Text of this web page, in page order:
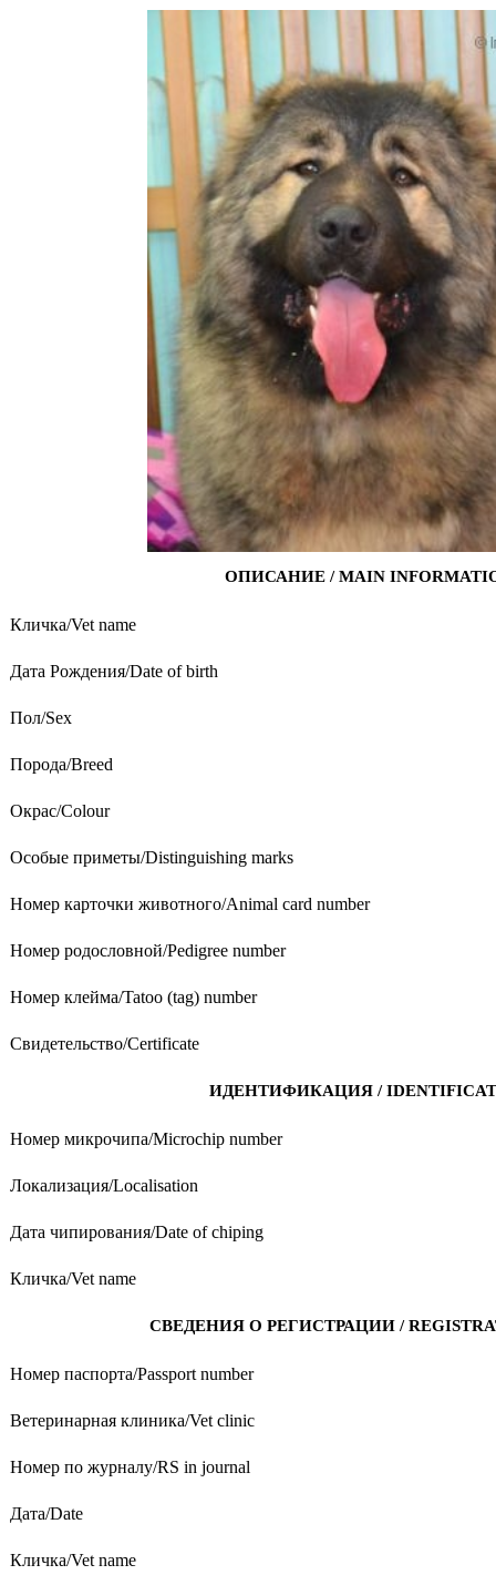
ОПИСАНИЕ / MAIN
Кличка/Vet name
Дата Рождения/Date of birth
Пол/Sex
Порода/Breed
Окрас/Colour
Особые приметы/Distinguishing marks
Номер карточки животного/Animal card number
Номер родословной/Pedigree number
Номер клейма/Tatoo (tag) number
Свидетельство/Certificate
ИДЕНТИФИКАЦИЯ /
Номер микрочипа/Microchip number
Локализация/Localisation
Дата чипирования/Date of chiping
Кличка/Vet name
СВЕДЕНИЯ О РЕГИСТРАЦИИ /
Номер паспорта/Passport number
Ветеринарная клиника/Vet clinic
Номер по журналу/RS in journal
Дата/Date
Кличка/Vet name